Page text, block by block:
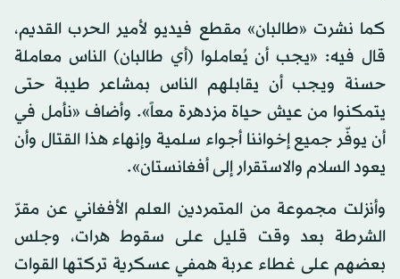
كما نشرت «طالبان» مقطع فيديو لأمير الحرب القديم،
قال فيه: «يجب أن يُعاملوا (أي طالبان) الناس معاملة
حسنة ويجب أن يقابلهم الناس بمشاعر طيبة حتى
يتمكنوا من عيش حياة مزدهرة معاً». وأضاف «نأمل في
أن يوفّر جميع إخواننا أجواء سلمية وإنهاء هذا القتال وأن
يعود السلام والاستقرار إلى أفغانستان».
وأنزلت مجموعة من المتمردين العلم الأفغاني عن مقرّ
الشرطة بعد وقت قليل على سقوط هرات، وجلس
بعضهم على غطاء عربة همفي عسكرية تركتها القوات